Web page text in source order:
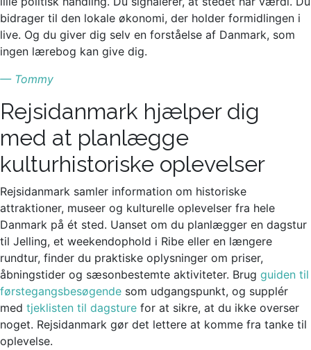
bidrager til den lokale økonomi, der holder formidlingen i
live. Og du giver dig selv en forståelse af Danmark, som
ingen lærebog kan give dig.
— Tommy
Rejsidanmark hjælper dig
med at planlægge
kulturhistoriske oplevelser
Rejsidanmark samler information om historiske
attraktioner, museer og kulturelle oplevelser fra hele
Danmark på ét sted. Uanset om du planlægger en dagstur
til Jelling, et weekendophold i Ribe eller en længere
rundtur, finder du praktiske oplysninger om priser,
åbningstider og sæsonbestemte aktiviteter. Brug guiden til
førstegangsbesøgende som udgangspunkt, og supplér
med tjeklisten til dagsture for at sikre, at du ikke overser
noget. Rejsidanmark gør det lettere at komme fra tanke til
oplevelse.